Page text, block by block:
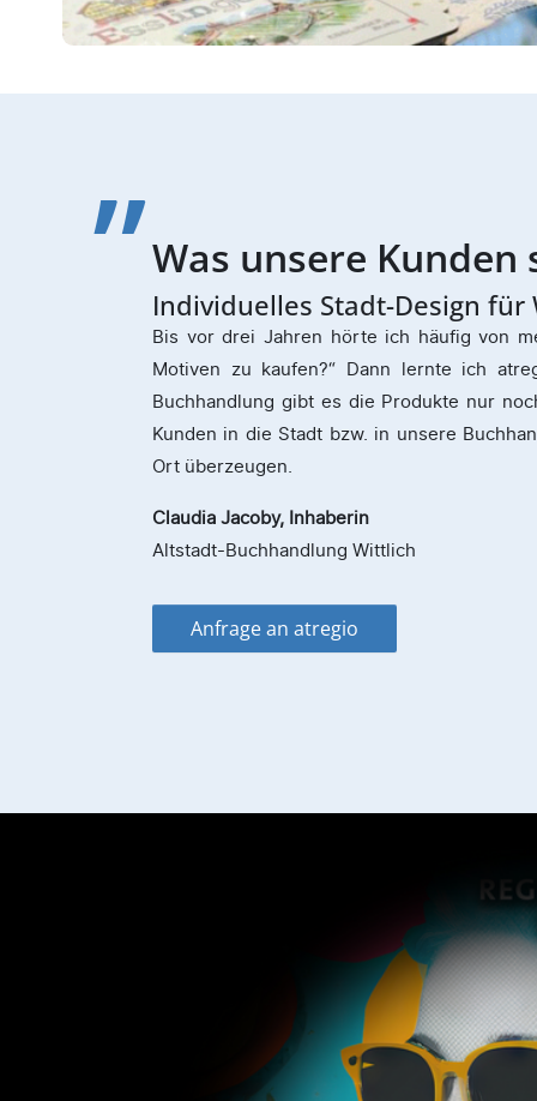
Weitere
Sehr gute Beratung. Super
Sehr gute Beratung. Super Umsetzung
einige wie die Schokolade, den Tee, und
immer begeistert, wenn wir neue Artikel
Eickhoffs Schule und Büro e.K.
Anfrage an atregio